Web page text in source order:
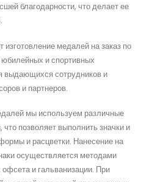
благодарности, что делает ее
медалей на заказ по
и спортивных
выдающихся сотрудников и
и партнеров.
мы используем различные
позволяет выполнить значки и
и расцветки. Нанесение на
осуществляется методами
и гальванизации. При